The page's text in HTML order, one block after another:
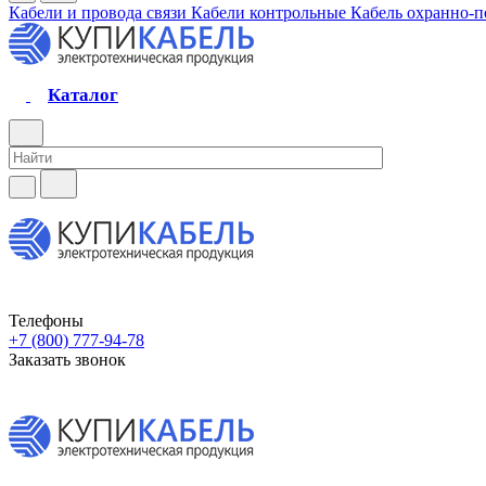
Кабели и провода связи Кабели контрольные Кабель охранно-
Каталог
Телефоны
+7 (800) 777-94-78
Заказать звонок